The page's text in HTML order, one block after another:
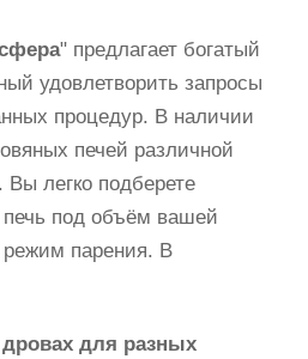
" предлагает богатый
удовлетворить запросы
процедур. В наличии
печей различной
легко подберете
под объём вашей
парения. В
для разных